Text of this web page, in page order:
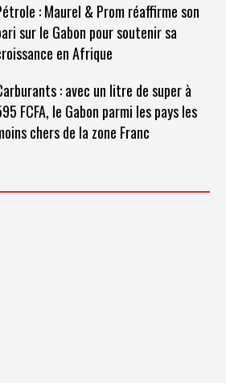
: Maurel & Prom réaffirme son
sur le Gabon pour soutenir sa
en Afrique
: avec un litre de super à
FCFA, le Gabon parmi les pays les
chers de la zone Franc